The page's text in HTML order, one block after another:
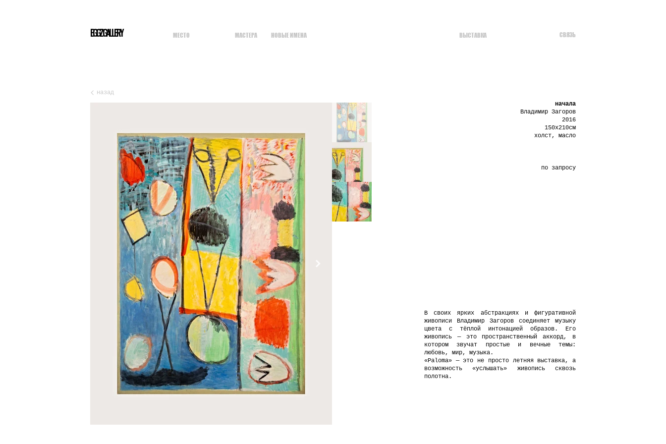
МАСТЕРА НОВЫЕ ИМЕНА
EGGZGALLERY МЕСТО ВЫСТАВКА СВЯЗЬ
назад
начала
Владимир Загоров
2016
150х210см
холст, масло
по запросу
В своих ярких абстракциях и фигуративной
живописи Владимир Загоров соединяет музыку
цвета с тёплой интонацией образов. Его
живопись — это пространственный аккорд, в
котором звучат простые и вечные темы:
любовь, мир, музыка.
«Paloma» — это не просто летняя выставка, а
возможность «услышать» живопись сквозь
полотна.